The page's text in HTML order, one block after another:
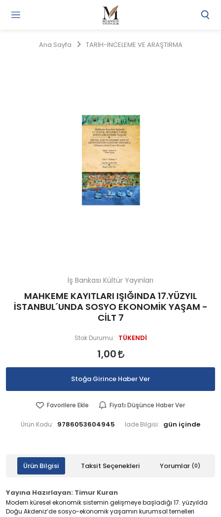
Ana Sayfa TARİH-İNCELEME VE ARAŞTIRMA
İş Bankası Kültür Yayınları
MAHKEME KAYITLARI IŞIĞINDA 17.YÜZYIL
İSTANBUL´UNDA SOSYO EKONOMİK YAŞAM -
CİLT 7
Stok Durumu: TÜKENDİ
1,00
Stoğa Girince Haber Ver
Favorilere Ekle Fiyatı Düşünce Haber Ver
Ürün Kodu: 9786053604945 İade Bilgisi:
Ürün Bilgisi Taksit Seçenekleri Yorumlar (0)
Yayına Hazırlayan: Timur Kuran
Modern küresel ekonomik sistemin gelişmeye başladığı 17. yüzyılda
Doğu Akdeniz’de sosyo-ekonomik yaşamın kurumsal temelleri